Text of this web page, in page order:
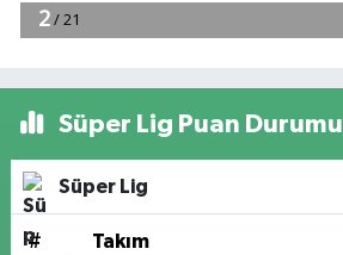
Süper Lig Puan Durumu
Süper Lig
# Takım